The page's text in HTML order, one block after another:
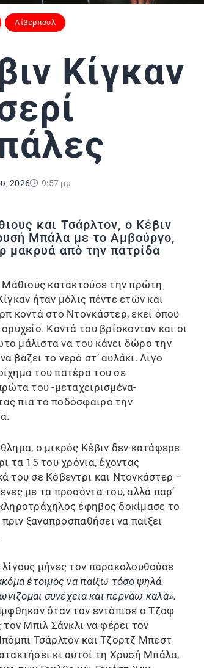
Λίβερπουλ
Κίγκαν
2026 9:57 μμ
και Τσάρλτον, ο Κέβιν
Μπάλα με το Αμβούργο,
μακρυά από την πατρίδα
Μάθιους κατακτούσε την πρώτη
ήταν μόλις πέντε ετών και
κοντά στο Ντονκάστερ, εκεί όπου
Κοντά του βρίσκονταν και οι
μάλιστα να του κάνει δώρο την
βάζει το νερό στ’ αυλάκι. Λίγο
του πατέρα του σε
του -μεταχειρισμένα-
πια το ποδόσφαιρο την
ο μικρός Κέβιν δεν κατάφερε
τα 15 του χρόνια, έχοντας
του σε Κόβεντρι και Ντονκάστερ –
με τα προσόντα του, αλλά παρ’
έφηβος δοκίμασε το
ξαναπροσπαθήσει να παίξει
μήνες τον παρακολουθούσε
έτοιμος να παίξω τόσο ψηλά.
συνέχεια και περνάω καλά».
όταν τον εντόπισε ο Τζοφ
Μπιλ Σάνκλι να φέρει τον
Τσάρλτον και Τζορτζ Μπεστ
κι αυτοί τη Χρυσή Μπάλα,